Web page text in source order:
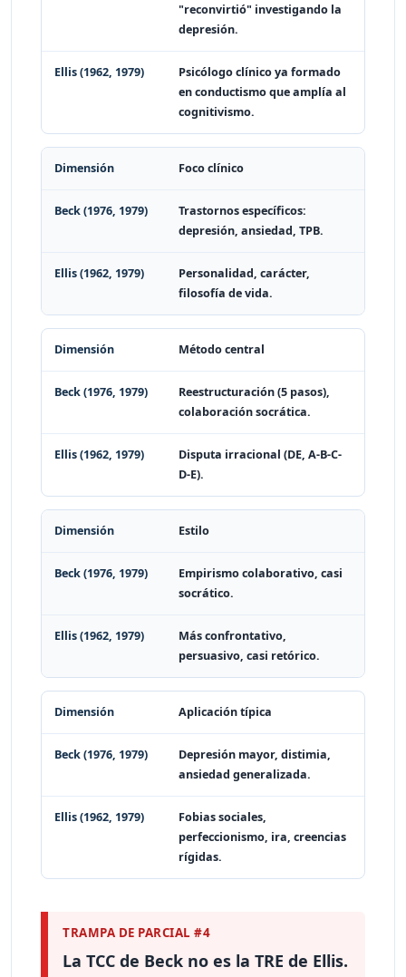
"reconvirtió" investigando la
depresión.
Psicólogo clínico ya formado
en conductismo que amplía al
cognitivismo.
Foco clínico
Trastornos específicos:
depresión, ansiedad, TPB.
Personalidad, carácter,
filosofía de vida.
Método central
Reestructuración (5 pasos),
colaboración socrática.
Disputa irracional (DE, A-B-C-
D-E).
Estilo
Empirismo colaborativo, casi
socrático.
Más confrontativo,
persuasivo, casi retórico.
Aplicación típica
Depresión mayor, distimia,
ansiedad generalizada.
Fobias sociales,
perfeccionismo, ira, creencias
rígidas.
TRAMPA DE PARCIAL #4
La TCC de Beck no es la TRE de Ellis.